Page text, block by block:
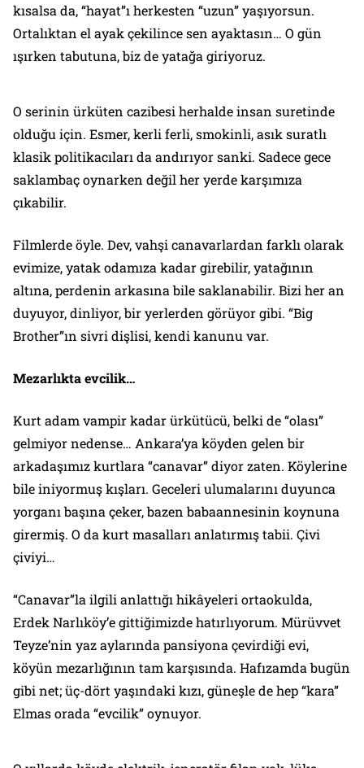
kısalsa da, “hayat”ı herkesten “uzun” yaşıyorsun.
Ortalıktan el ayak çekilince sen ayaktasın… O gün
ışırken tabutuna, biz de yatağa giriyoruz.
O serinin ürküten cazibesi herhalde insan suretinde
olduğu için. Esmer, kerli ferli, smokinli, asık suratlı
klasik politikacıları da andırıyor sanki. Sadece gece
saklambaç oynarken değil her yerde karşımıza
çıkabilir.
Filmlerde öyle. Dev, vahşi canavarlardan farklı olarak
evimize, yatak odamıza kadar girebilir, yatağının
altına, perdenin arkasına bile saklanabilir. Bizi her an
duyuyor, dinliyor, bir yerlerden görüyor gibi. “Big
Brother”ın sivri dişlisi, kendi kanunu var.
Mezarlıkta evcilik…
Kurt adam vampir kadar ürkütücü, belki de “olası”
gelmiyor nedense… Ankara’ya köyden gelen bir
arkadaşımız kurtlara “canavar” diyor zaten. Köylerine
bile iniyormuş kışları. Geceleri ulumalarını duyunca
yorganı başına çeker, bazen babaannesinin koynuna
girermiş. O da kurt masalları anlatırmış tabii. Çivi
çiviyi…
“Canavar”la ilgili anlattığı hikâyeleri ortaokulda,
Erdek Narlıköy’e gittiğimizde hatırlıyorum. Mürüvvet
Teyze’nin yaz aylarında pansiyona çevirdiği evi,
köyün mezarlığının tam karşısında. Hafızamda bugün
gibi net; üç-dört yaşındaki kızı, güneşle de hep “kara”
Elmasorada “evcilik” oynuyor.